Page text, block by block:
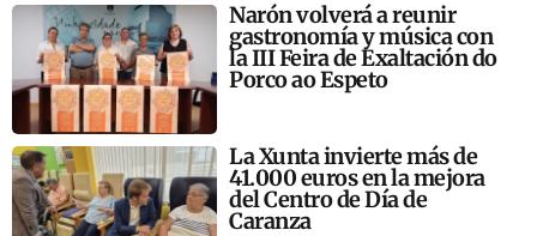
Narón volverá a reunir
gastronomía y música con
la III Feira de Exaltación do
Porco ao Espeto
La Xunta invierte más de
41.000 euros en la mejora
del Centro de Día de
Caranza